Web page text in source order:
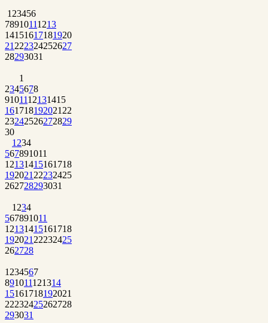
1 23456
78910111213
14151617181920
21 222324252627
28293031
1
2345678
9101112131415
161718192021 22
23242526272829
30
1 234
567891011
12131415161718
192021 22232425
262728293031
1 234
567891011
12131415161718
192021 22232425
262728
1 234567
891011121314
15161718192021
22232425262728
293031